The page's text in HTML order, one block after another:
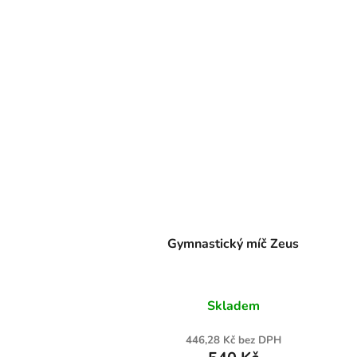
Gymnastický míč Zeus
Skladem
446,28 Kč bez DPH